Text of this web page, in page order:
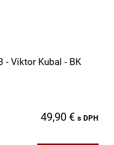
- Viktor Kubal - BK
49,90 € s DPH